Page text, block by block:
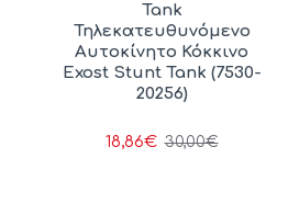
Tank
Τηλεκατευθυνόμενο
Αυτοκίνητο Κόκκινο
Exost Stunt Tank (7530-
20256)
18,86€ 30,00€